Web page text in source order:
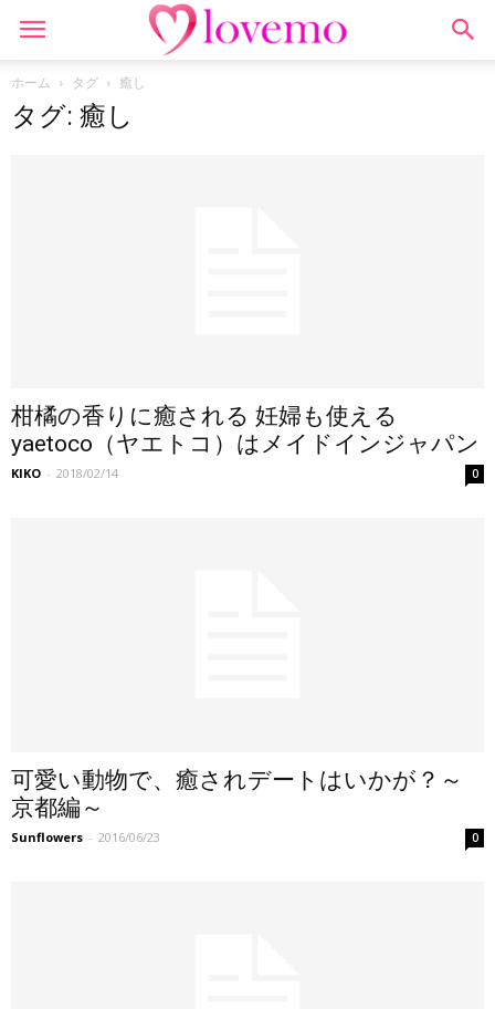
ホーム タグ 癒し
タグ: 癒し
柑橘の香りに癒される 妊婦も使える
yaetoco（ヤエトコ）はメイドインジャパン
KIKO - 2018/02/14 0
可愛い動物で、癒されデートはいかが？～
京都編～
Sunflowers - 2016/06/23 0